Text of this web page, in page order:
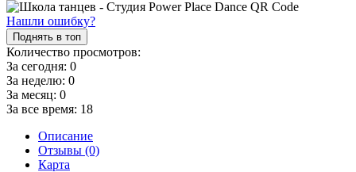
Нашли ошибку?
Поднять в топ
Количество просмотров:
За сегодня: 0
За неделю: 0
За месяц: 0
За все время: 18
Описание
Отзывы (0)
Карта